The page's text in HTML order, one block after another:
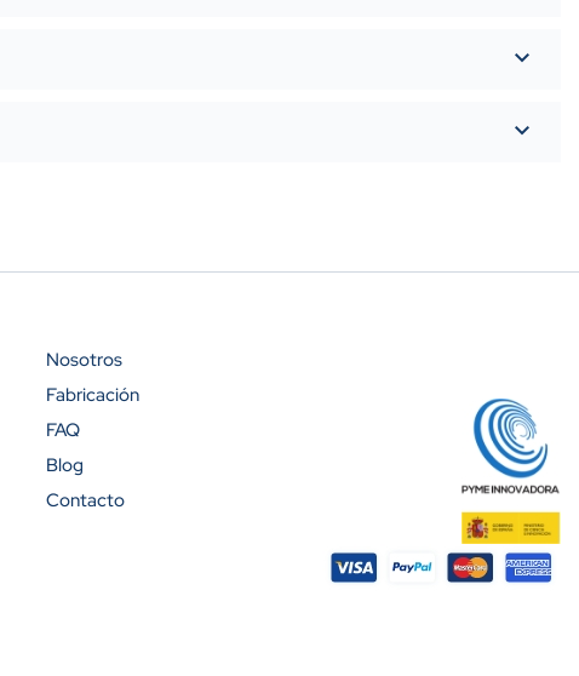
(%)
Nosotros
Fabricación
FAQ
Blog
Contacto